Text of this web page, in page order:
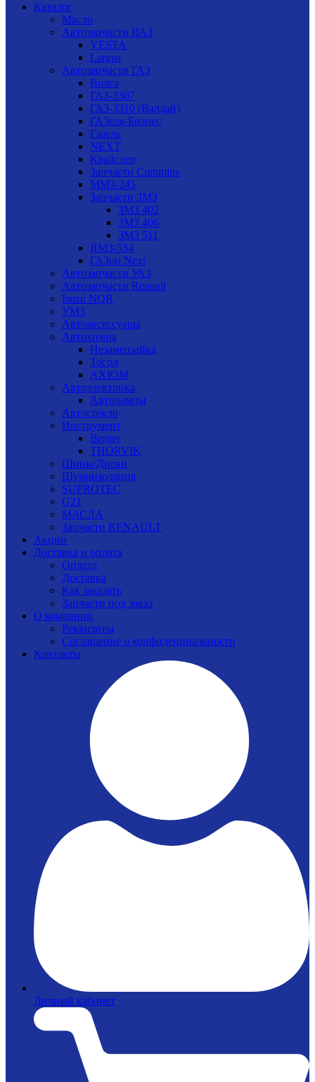
Каталог
Масло
Автозапчасти ВАЗ
VESTA
Largus
Автозапчасти ГАЗ
Волга
ГАЗ-3307
ГАЗ-3310 (Валдай)
ГАЗель-Бизнес
Газель
NEXT
Крайслер
Запчасти Cummins
ММЗ-245
Запчасти ЗМЗ
ЗМЗ 402
ЗМЗ 406
ЗМЗ 511
ЯМЗ-534
ГАЗон Next
Автозапчасти УАЗ
Автозапчасти Renault
Isuzu NQR
УМЗ
Автоаксессуары
Автохимия
Незамерзайка
Тосол
AXIOM
Автоэлектрика
Автолампы
Автостекло
Инструмент
Berger
THORVIK
Шины/Диски
Шумоизоляция
SUPROTEC
G21
МАСЛА
Запчасти RENAULT
Акции
Доставка и оплата
Оплата
Доставка
Как заказать
Запчасти под заказ
О компании
Реквизиты
Соглашение о конфиденциальности
Контакты
Личный кабинет